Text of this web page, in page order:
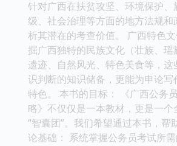
针对广西在扶贫攻坚、环境保护、
级、社会治理等方面的地方法规
析其潜在的考查价值。 广西特色
掘广西独特的民族文化（壮族、瑶
遗迹、自然风光、特色美食等，这
识判断的知识储备，更能为申论
特色。 本书的目标： 《广西公务
略》不仅仅是一本教材，更是一
“智囊团”。我们希望通过本书，帮
论基础： 系统掌握公务员考试所